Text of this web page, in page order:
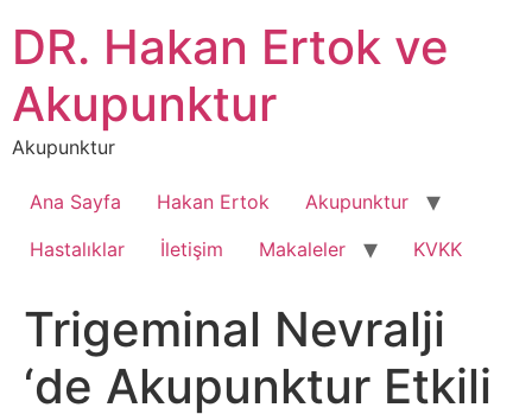
atlaDR. Hakan Ertok ve
Akupunktur
Akupunktur
Ana Sayfa Hakan Ertok
Akupunktur
Hastalıklar
İletişim Makaleler KVKK
Trigeminal Nevralji
‘de Akupunktur Etkili